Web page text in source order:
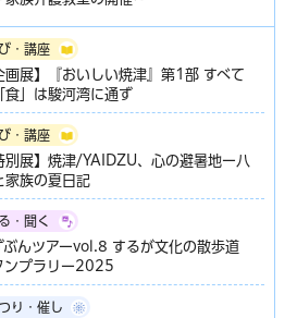
・講座
画展】『おいしい焼津』第1部 すべて
食」は駿河湾に通ず
・講座
別展】焼津/YAIDZU、心の避暑地ー八
家族の夏日記
・聞く
ぶんツアーvol.8 するが文化の散歩道
ンプラリー2025
り・催し